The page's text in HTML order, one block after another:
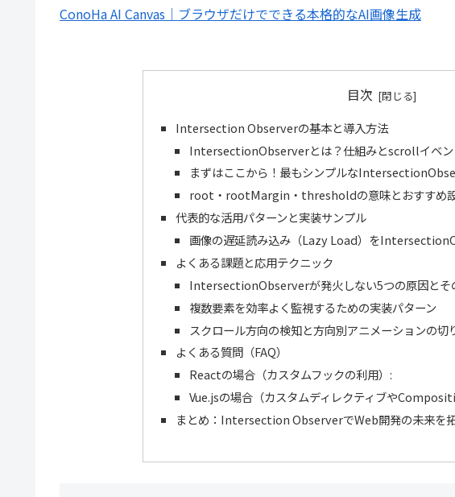
ConoHa AI Canvas｜ブラウザだけでできる本格的なAI画像生成
目次
Intersection Observerの基本と導入方法
IntersectionObserverとは？仕組みとscrollイベン
まずはここから！最もシンプルな
root・rootMargin・thresholdの意味とおすすめ
代表的な活用パターンと実装サンプル
画像の遅延読み込み（Lazy Load）を
よくある課題と応用テクニック
IntersectionObserverが発火しない5つの原因とそ
複数要素を効率よく監視するための実装パターン
スクロール方向の検知と方向別アニメーションの切
よくある質問（FAQ）
Reactの場合（カスタムフックの利用）:
Vue.jsの場合（カスタムディレクティブや
まとめ：Intersection ObserverでWeb開発の未来を